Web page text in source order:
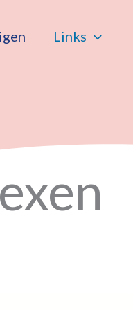
Links